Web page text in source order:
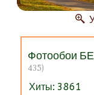
Фотообои
435)
Хиты: 3861